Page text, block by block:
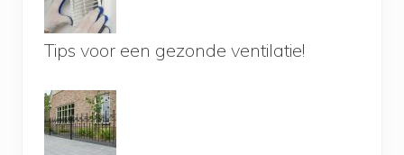
Tips voor een gezonde ventilatie!